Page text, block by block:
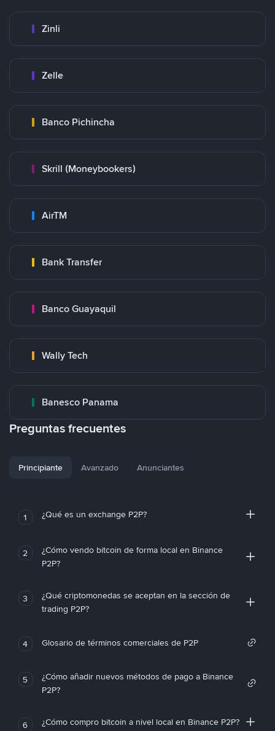
Zinli
Zelle
Banco Pichincha
Skrill (Moneybookers)
AirTM
Bank Transfer
Banco Guayaquil
Wally Tech
Banesco Panama
Preguntas frecuentes
Principiante Avanzado Anunciantes
1 ¿Qué es un exchange P2P?
2
¿Cómo vendo bitcoin de forma local en Binance
P2P?
3
¿Qué criptomonedas se aceptan en la sección de
trading P2P?
4 Glosario de términos comerciales de P2P
5
¿Cómo añadir nuevos métodos de pago a Binance
P2P?
6 ¿Cómo compro bitcoin a nivel local en Binance P2P?